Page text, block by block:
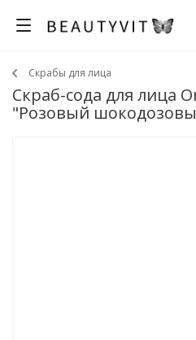
Скрабы для лица
Скраб-сода для лица
"Розовый